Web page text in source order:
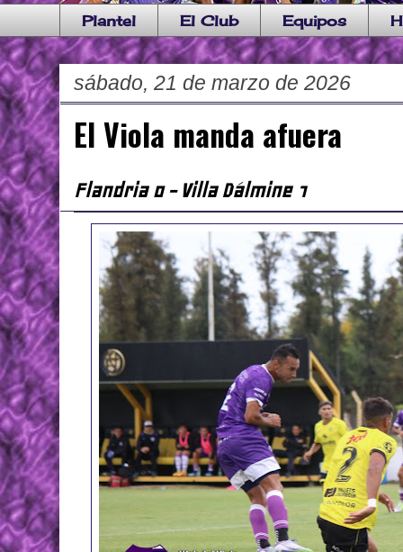
Plantel El Club Equipos
sábado, 21 de marzo de 2026
El Viola manda afuera
Flandria 0 - Villa Dálmine 1